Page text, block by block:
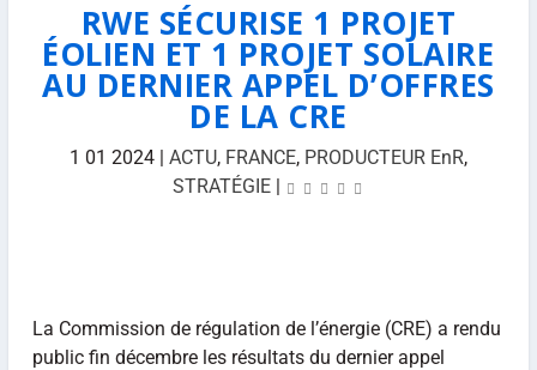
RWE SÉCURISE 1 PROJET
ÉOLIEN ET 1 PROJET SOLAIRE
AU DERNIER APPEL D’OFFRES
DE LA CRE
1 01 2024| ACTU, FRANCE, PRODUCTEUR EnR,
STRATÉGIE|
La Commission de régulation de l’énergie (CRE) a rendu
public fin décembre les résultats du dernier appel